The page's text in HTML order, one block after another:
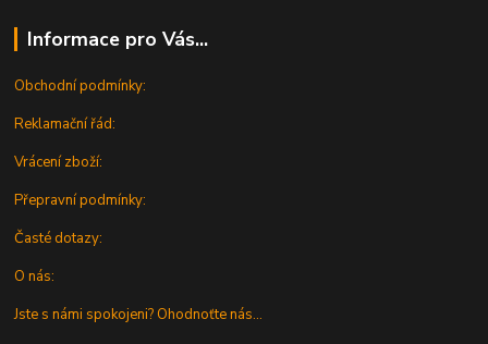
Informace pro Vás...
Obchodní podmínky:
Reklamační řád:
Vrácení zboží:
Přepravní podmínky:
Časté dotazy:
O nás:
Jste s námi spokojeni? Ohodnoťte nás...